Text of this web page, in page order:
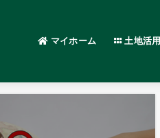
マイホーム 土地活用